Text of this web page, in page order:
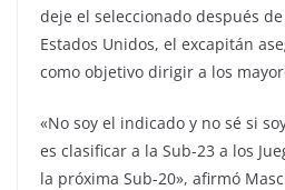
deje el seleccionado después
Estados Unidos, el excapitán
como objetivo dirigir a los
«No soy el indicado y no sé si
es clasificar a la Sub-23 a los
la próxima Sub-20», afirmó